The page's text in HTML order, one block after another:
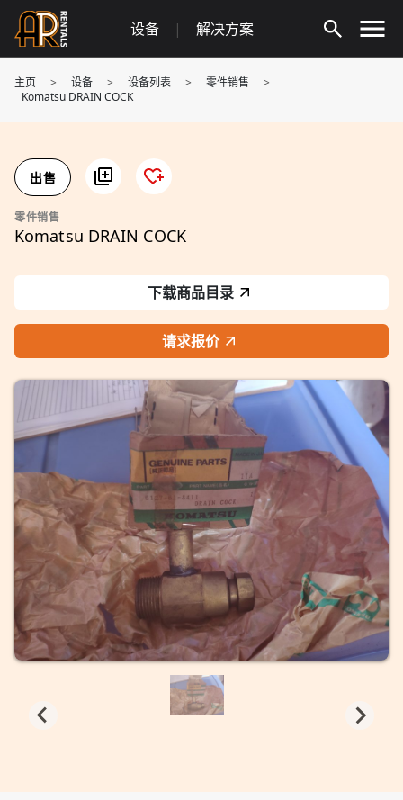
Skip
content
设备 | 解决方案
主页 > 设备 > 设备列表 > 零件销售
>
Komatsu DRAIN COCK
出售
零件销售
Komatsu DRAIN COCK
下载商品目录
请求报价